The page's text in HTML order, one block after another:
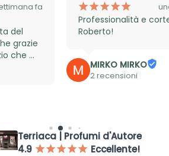
fa
del
grazie
che
¡¡¡¡¡
Professionalità e
Roberto!
MIRKO MIRKO
2 recensioni
Terriaca | Profumi d'Autore
4.9 ¡¡¡¡¡ Eccellente!